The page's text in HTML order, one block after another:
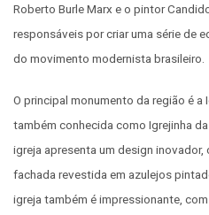
Roberto Burle Marx e o pintor
responsáveis por criar uma série de
do movimento modernista brasileiro.
O principal monumento da região é a
também conhecida como Igrejinha
igreja apresenta um design inovador,
fachada revestida em azulejos
igreja também é impressionante,